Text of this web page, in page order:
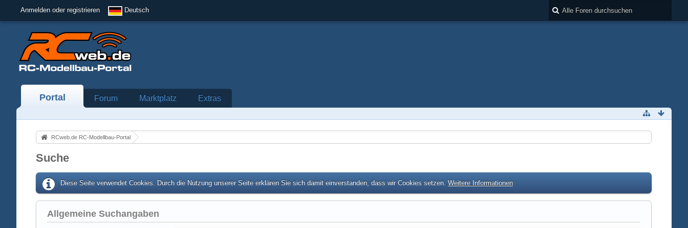
Anmelden oder registrieren Deutsch
Portal Forum Marktplatz Extras
RCweb.de RC-Modellbau-Portal
Suche
Diese Seite verwendet Cookies. Durch die Nutzung unserer Seite erklären Sie sich damit einverstanden, dass wir Cookies setzen. Weitere Informationen
Allgemeine Suchangaben